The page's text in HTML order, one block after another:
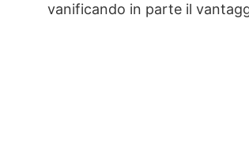
vanificando in parte il